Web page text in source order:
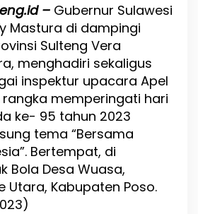
D
e
s
a
W
u
a
s
a
;
G
b
– Gubernur Sulawesi
Mastura di dampingi
Sulteng Vera
menghadiri sekaligus
inspektur upacara Apel
memperingati hari
ke- 95 tahun 2023
tema “Bersama
Bertempat, di
Bola Desa Wuasa,
Utara, Kabupaten Poso.